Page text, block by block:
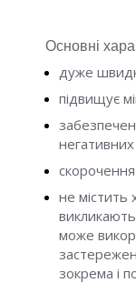
Основні
дуже
підвищує
скорочення
не містить
може
зокрема і